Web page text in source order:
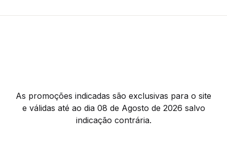
As promoções indicadas são exclusivas para o site
e válidas até ao dia 08 de Agosto de 2026 salvo
indicação contrária.